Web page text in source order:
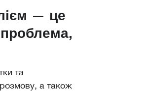
— це
проблема,
та
а також